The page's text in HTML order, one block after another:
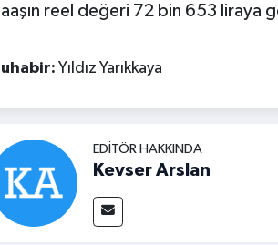
reel değeri 72 bin 653 liraya
Yıldız Yarıkkaya
EDITÖR HAKKINDA
Kevser Arslan